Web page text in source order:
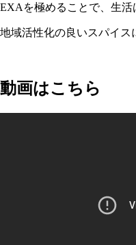
EXAを極めることで、生活
地域活性化の良いスパイス
動画はこちら